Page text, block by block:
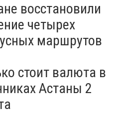
восстановили
четырех
маршрутов
стоит валюта в
Астаны 2